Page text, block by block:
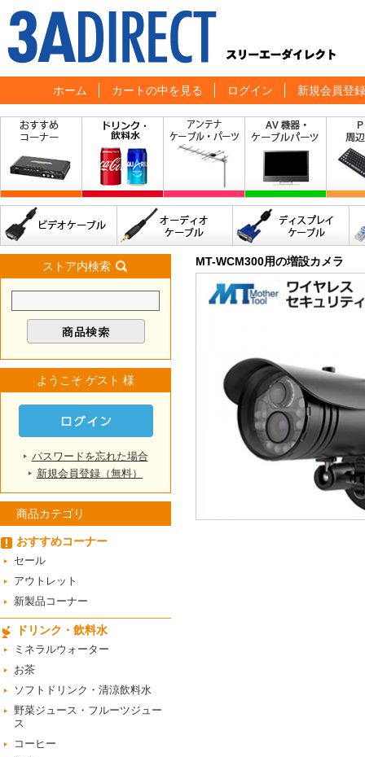
ホーム カートの中を見る ログイン 新規会員登録
ストア内検索
ようこそ ゲスト 様
パスワードを忘れた場合
新規会員登録（無料）
商品カテゴリ
おすすめコーナー
セール
アウトレット
新製品コーナー
ドリンク・飲料水
ミネラルウォーター
お茶
ソフトドリンク・清涼飲料水
野菜ジュース・フルーツジュー
ス
コーヒー
MT-WCM300用の増設カメラ